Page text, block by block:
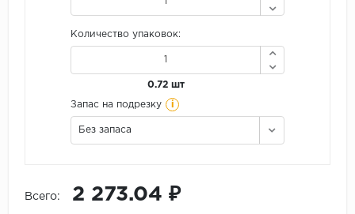
Количество упаковок:
0.72 шт
Запас на подрезку i
Без запаса
Всего: 2 273.04 ₽